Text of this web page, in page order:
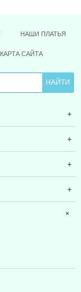
НАШИ ПЛАТЬЯ
КАРТА САЙТА